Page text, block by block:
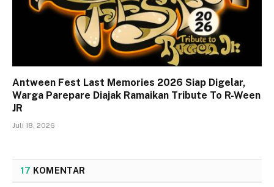
Antween Fest Last Memories 2026 Siap Digelar,
Warga Parepare Diajak Ramaikan Tribute To R-Ween
JR
Juli 18, 2026
17 KOMENTAR